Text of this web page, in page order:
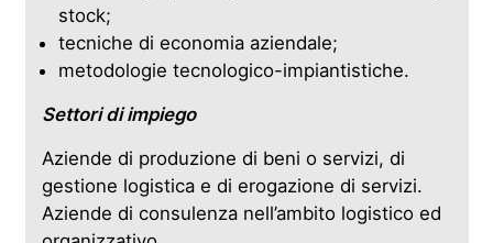
stock;
tecniche di economia aziendale;
metodologie tecnologico-impiantistiche.
Settori di impiego
Aziende di produzione di beni o servizi, di
gestione logistica e di erogazione di servizi.
Aziende di consulenza nell’ambito logistico ed